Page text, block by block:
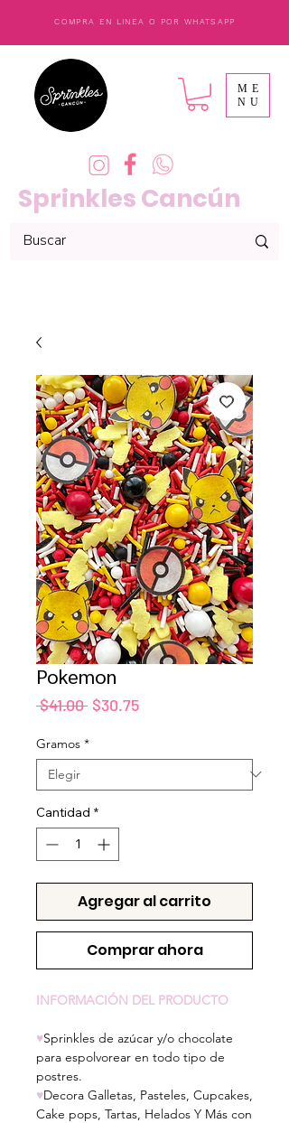
COMPRA EN LINEA O POR WHATSAPP
Sprinkles Cancún
ME
NU
Pokemon
$41.00 Precio
$30.75Precio
Gramos *
Cantidad *
Agregar al carrito
Comprar ahora
INFORMACIÓN DEL PRODUCTO
♥Sprinkles de azúcar y/o chocolate
para espolvorear en todo tipo de
postres.
♥Decora Galletas, Pasteles, Cupcakes,
Cake pops, Tartas, Helados Y Más con